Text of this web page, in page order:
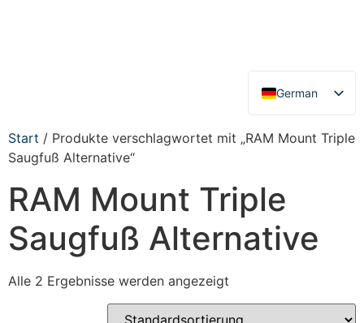
German
English
Start / Produkte verschlagwortet mit „RAM Mount Triple
Saugfuß Alternative“
RAM Mount Triple
Saugfuß Alternative
Alle 2 Ergebnisse werden angezeigt